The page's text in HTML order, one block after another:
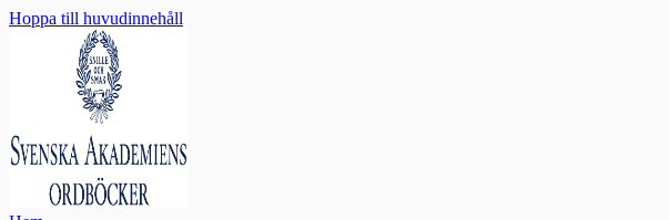
Hoppa till huvudinnehåll